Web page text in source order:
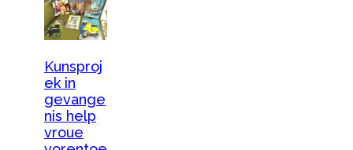
Kunsproj
ek in
gevange
nis help
vroue